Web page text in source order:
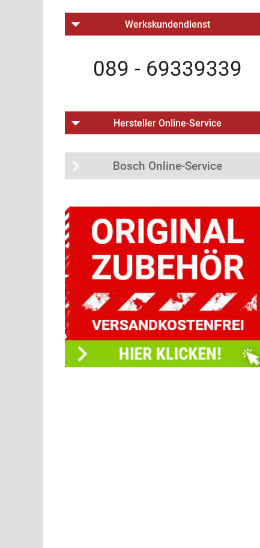
Werkskundendienst
089 - 69339339
Hersteller Online-Service
Bosch Online-Service